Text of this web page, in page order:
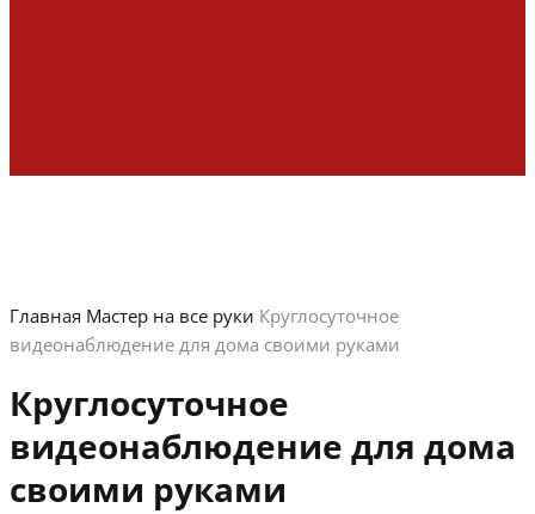
Главная Мастер на все руки Круглосуточное
видеонаблюдение для дома своими руками
Круглосуточное
видеонаблюдение для дома
своими руками